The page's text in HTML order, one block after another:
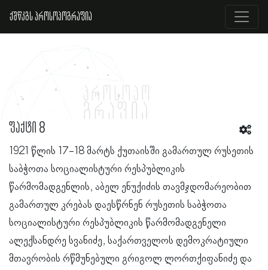
ქშწკგს პროსოპოგრაფია
ფაქტი 8
1921 წლის 17-18 მარტს ქუთაისში გამართულ რუსეთის
საბჭოთა სოციალისტური რესპუბლიკის
წარმომადგენლის, აბელ ენუქიძის თავმჯდომარეობით
გამართულ კრებას დაესწრნენ რუსეთის საბჭოთა
სოციალისტური რესპუბლიკის წარმომადგენელი
ალექსანდრე სვანიძე, საქართველოს დემოკრატიული
მთავრობის რწმუნებული გრიგოლ ლორთქიფანიძე და